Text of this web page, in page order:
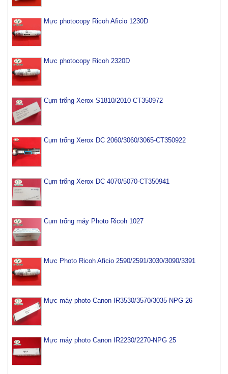
Mực photocopy Ricoh Aficio 1230D
Mực photocopy Ricoh 2320D
Cụm trống Xerox S1810/2010-CT350972
Cụm trống Xerox DC 2060/3060/3065-CT350922
Cụm trống Xerox DC 4070/5070-CT350941
Cụm trống máy Photo Ricoh 1027
Mực Photo Ricoh Aficio 2590/2591/3030/3090/3391
Mực máy photo Canon IR3530/3570/3035-NPG 26
Mực máy photo Canon IR2230/2270-NPG 25